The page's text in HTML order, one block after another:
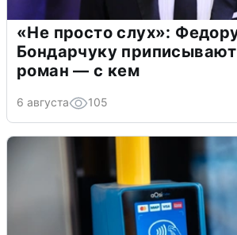
«Не просто слух»:
Бондарчуку
роман — с кем
6 августа 105